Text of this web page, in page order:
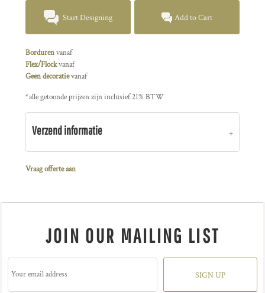
Start Designing Add to Cart
Bordurenvanaf
Flex/Flockvanaf
Geen decoratievanaf
*alle getoonde prijzen zijn inclusief 21% BTW
Verzend informatie
Vraag offerte aan
JOIN OUR MAILING LIST
SIGN UP